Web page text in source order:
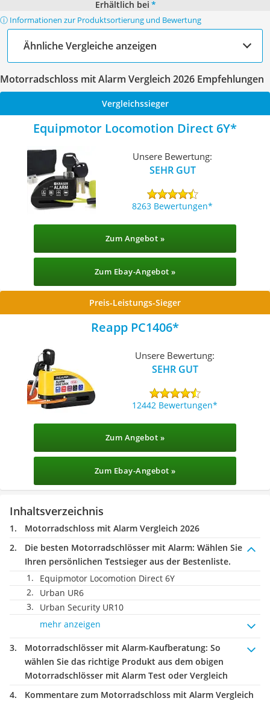
Erhältlich bei *
ⓘ Informationen zur Produktsortierung und Bewertung
Ähnliche Vergleiche anzeigen
Motorradschloss mit Alarm Vergleich 2026 Empfehlungen
Vergleichssieger
Equipmotor Locomotion Direct 6Y
Unsere Bewertung:
SEHR GUT
8263 Bewertungen
Zum Angebot »
Zum Ebay-Angebot »
Preis-Leistungs-Sieger
Reapp ‎PC1406
Unsere Bewertung:
SEHR GUT
12442 Bewertungen
Zum Angebot »
Zum Ebay-Angebot »
Inhaltsverzeichnis
Motorradschloss mit Alarm Vergleich 2026
Die besten Motorradschlösser mit Alarm: Wählen Sie
Ihren persönlichen Testsieger aus der Bestenliste.
Equipmotor Locomotion Direct 6Y
Urban UR6
Urban Security UR10
mehr anzeigen
Motorradschlösser mit Alarm-Kaufberatung: So
wählen Sie das richtige Produkt aus dem obigen
Motorradschlösser mit Alarm Test oder Vergleich
Kommentare zum Motorradschloss mit Alarm Vergleich